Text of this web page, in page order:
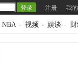
注册 我
NBA - 视频 - 娱谈 -